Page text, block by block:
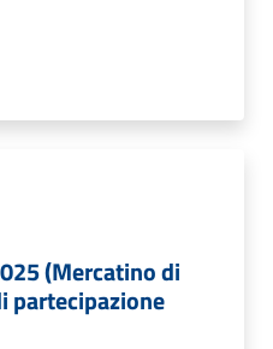
(Mercatino di
partecipazione